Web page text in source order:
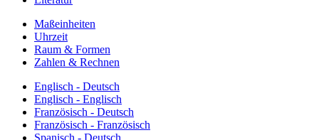
Maßeinheiten
Uhrzeit
Raum & Formen
Zahlen & Rechnen
Englisch - Deutsch
Englisch - Englisch
Französisch - Deutsch
Französisch - Französisch
Spanisch - Deutsch